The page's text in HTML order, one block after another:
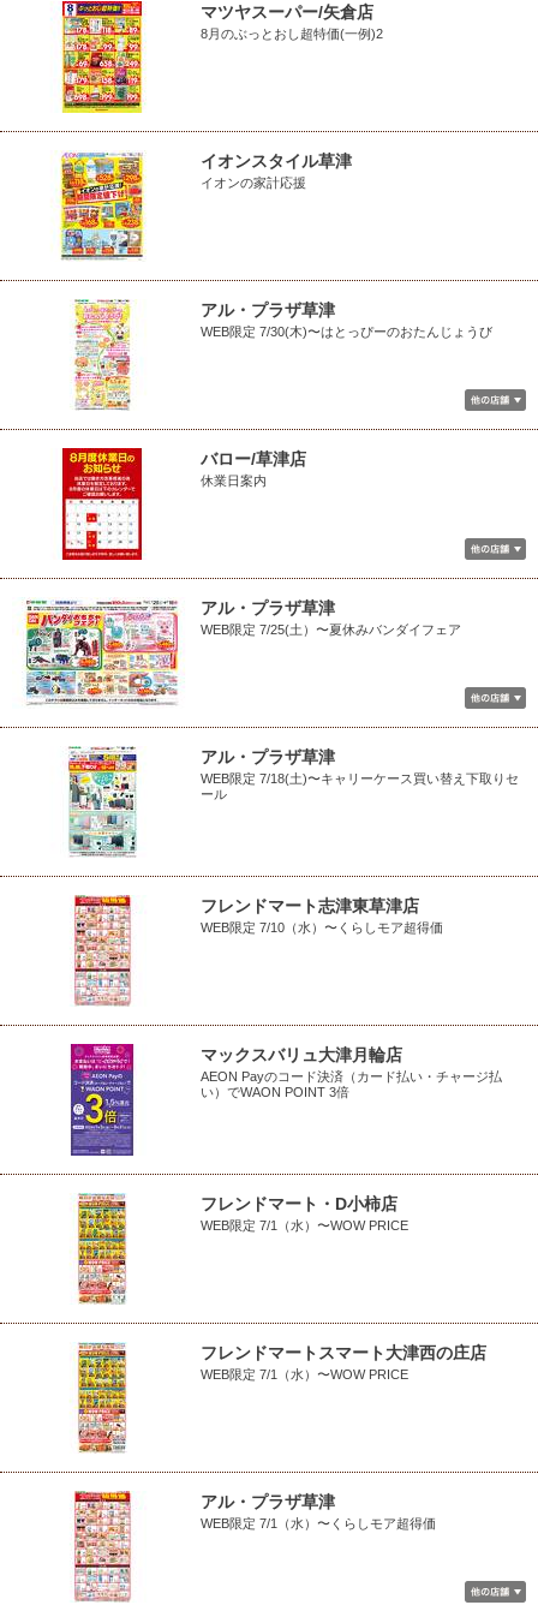
マツヤスーパー/矢倉店
8月のぶっとおし超特価(一例)2
イオンスタイル草津
イオンの家計応援
アル・プラザ草津
WEB限定 7/30(木)〜はとっぴーのおたんじょうび
バロー/草津店
休業日案内
アル・プラザ草津
WEB限定 7/25(土）〜夏休みバンダイフェア
アル・プラザ草津
WEB限定 7/18(土)〜キャリーケース買い替え下取りセ
ール
フレンドマート志津東草津店
WEB限定 7/10（水）〜くらしモア超得価
マックスバリュ大津月輪店
AEON Payのコード決済（カード払い・チャージ払
い）でWAON POINT 3倍
フレンドマート・D小柿店
WEB限定 7/1（水）〜WOW PRICE
フレンドマートスマート大津西の庄店
WEB限定 7/1（水）〜WOW PRICE
アル・プラザ草津
WEB限定 7/1（水）〜くらしモア超得価